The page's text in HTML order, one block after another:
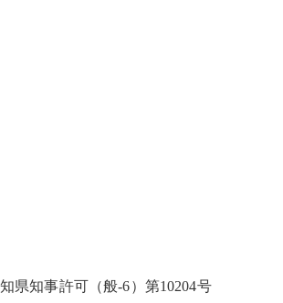
県知事許可（般-6）第10204号